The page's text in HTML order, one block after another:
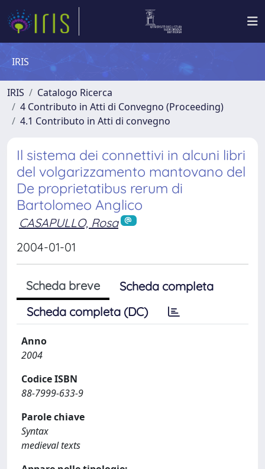
IRIS
IRIS
Catalogo Ricerca
4 Contributo in Atti di Convegno (Proceeding)
4.1 Contributo in Atti di convegno
Il sistema dei connettivi in alcuni libri
del volgarizzamento mantovano del
De proprietatibus rerum di
Bartolomeo Anglico
CASAPULLO, Rosa
2004-01-01
Scheda breve
Scheda completa
Scheda completa (DC)
Anno
2004
Codice ISBN
88-7999-633-9
Parole chiave
Syntax
medieval texts